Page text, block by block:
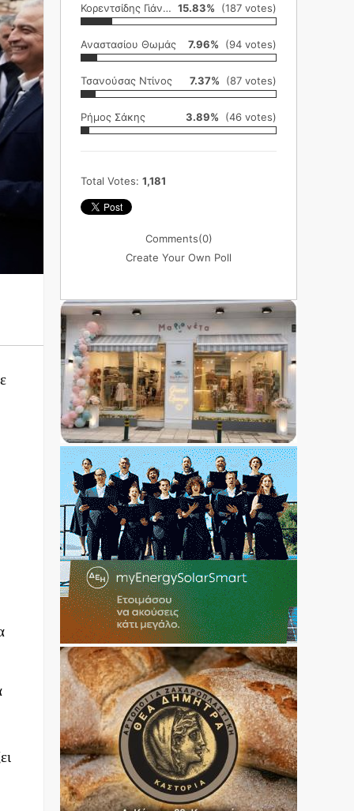
Κορεντσίδης Γιάννης 15.83% (187 votes)
Αναστασίου Θωμάς 7.96% (94 votes)
Τσανούσας Ντίνος 7.37% (87 votes)
Ρήμος Σάκης 3.89% (46 votes)
Total Votes: 1,181
Comments(0)
Create Your Own Poll